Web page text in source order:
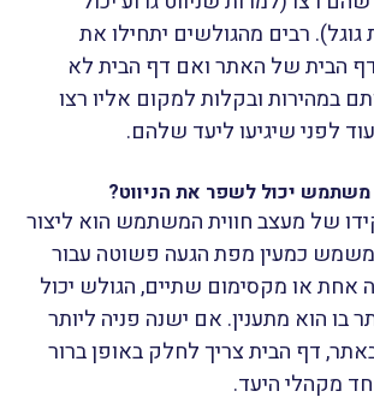
רבים מהגולשים יתחילו את
הבית של האתר ואם דף הבית לא
במהירות ובקלות למקום אליו רצו
לפני שיגיעו ליעד שלהם.
משתמש יכול לשפר את הניווט?
של מעצב חווית המשתמש הוא ליצור
כמעין מפת הגעה פשוטה עבור
אחת או מקסימום שתיים, הגולש יכול
בו הוא מתענין. אם ישנה פניה ליותר
דף הבית צריך לחלק באופן ברור
מקהלי היעד.